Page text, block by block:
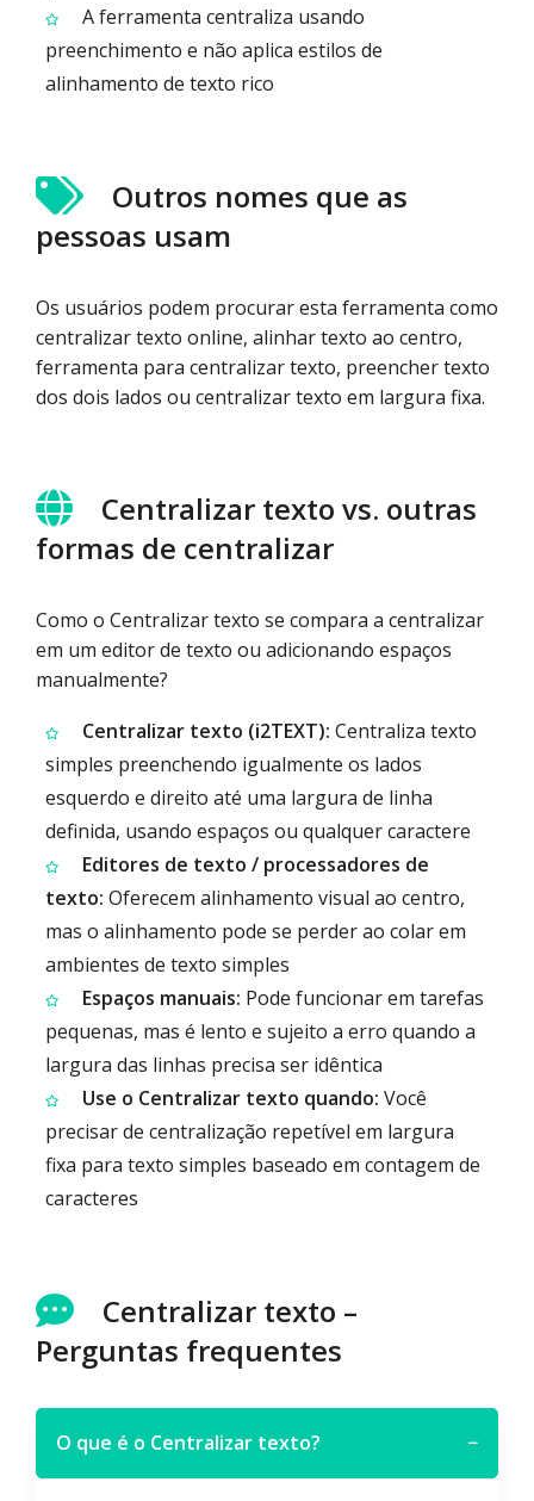
A ferramenta centraliza usando
preenchimento e não aplica estilos de
alinhamento de texto rico
Outros nomes que as
pessoas usam
Os usuários podem procurar esta ferramenta como
centralizar texto online, alinhar texto ao centro,
ferramenta para centralizar texto, preencher texto
dos dois lados ou centralizar texto em largura fixa.
Centralizar texto vs. outras
formas de centralizar
Como o Centralizar texto se compara a centralizar
em um editor de texto ou adicionando espaços
manualmente?
Centralizar texto (i2TEXT): Centraliza texto
simples preenchendo igualmente os lados
esquerdo e direito até uma largura de linha
definida, usando espaços ou qualquer caractere
Editores de texto / processadores de
texto: Oferecem alinhamento visual ao centro,
mas o alinhamento pode se perder ao colar em
ambientes de texto simples
Espaços manuais: Pode funcionar em tarefas
pequenas, mas é lento e sujeito a erro quando a
largura das linhas precisa ser idêntica
Use o Centralizar texto quando: Você
precisar de centralização repetível em largura
fixa para texto simples baseado em contagem de
caracteres
Centralizar texto –
Perguntas frequentes
O que é o Centralizar texto? −